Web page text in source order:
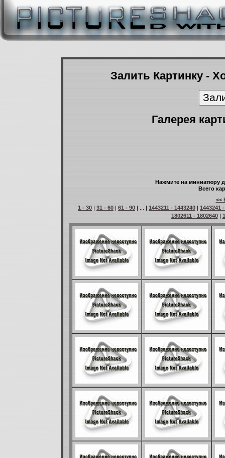
Залить Картинку -
Галерея
Нажмите на миниатюру
Всего
<<
1 - 30 | 31 - 60 | 61 - 90 | ... | 1443211 - 1443240 | 1443241
1802611 - 1802640|